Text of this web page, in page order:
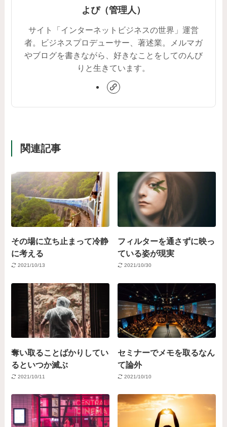
よぴ（管理人）
サイト「インターネットビジネスの世界」運営
者。ビジネスプロデューサー、著述業。メルマガ
やブログを書きながら、好きなことをしてのんび
りと生きています。
関連記事
その場に立ち止まって冷静
に考える
2021/10/13
フィルターを通さずに映っ
ている姿が現実
2021/10/30
奪い取ることばかりしてい
るといつか滅ぶ
2021/10/11
セミナーでメモを取るなん
て論外
2021/10/10